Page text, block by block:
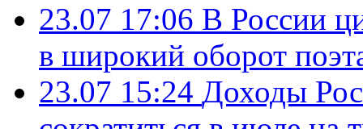
23.07 17:06 В России
в широкий оборот
23.07 15:24 Доходы